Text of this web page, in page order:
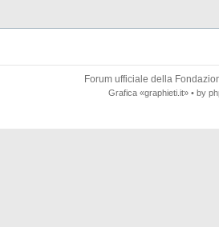
Forum ufficiale della
Grafica «graphieti.it» • by